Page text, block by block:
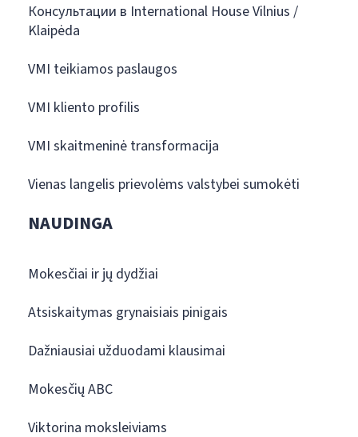
Консультации в International House Vilnius /
Klaipėda
VMI teikiamos paslaugos
VMI kliento profilis
VMI skaitmeninė transformacija
Vienas langelis prievolėms valstybei sumokėti
NAUDINGA
Mokesčiai ir jų dydžiai
Atsiskaitymas grynaisiais pinigais
Dažniausiai užduodami klausimai
Mokesčių ABC
Viktorina moksleiviams